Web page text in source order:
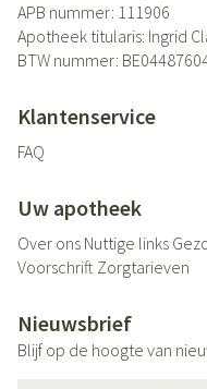
APB nummer: 111906
Apotheek titularis: Ingrid
BTW nummer:
Klantenservice
FAQ
Uw apotheek
Over ons Nuttige links
Voorschrift Zorgtarieven
Nieuwsbrief
Blijf op de hoogte van